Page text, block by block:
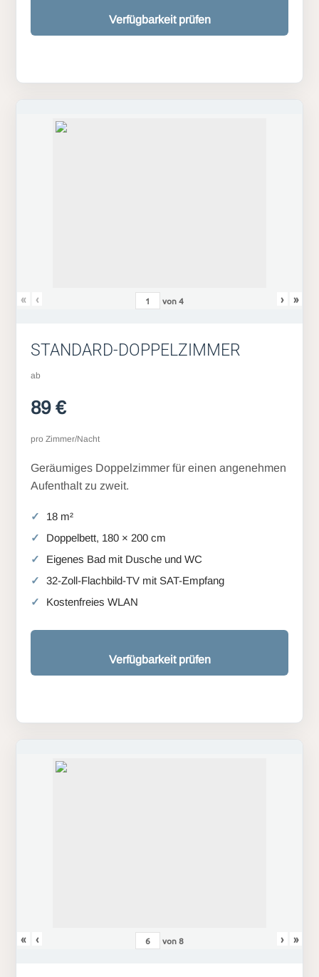
Verfügbarkeit prüfen
« ‹ von4 › »
STANDARD-DOPPELZIMMER
ab
89 €
pro Zimmer/Nacht
Geräumiges Doppelzimmer für einen angenehmen
Aufenthalt zu zweit.
18 m²
Doppelbett, 180 × 200 cm
Eigenes Bad mit Dusche und WC
32-Zoll-Flachbild-TV mit SAT-Empfang
Kostenfreies WLAN
Verfügbarkeit prüfen
« ‹ von8 › »